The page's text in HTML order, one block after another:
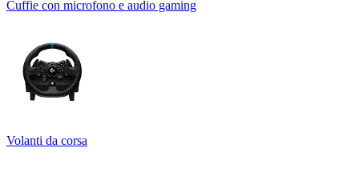
Cuffie con microfono e audio gaming
Volanti da corsa